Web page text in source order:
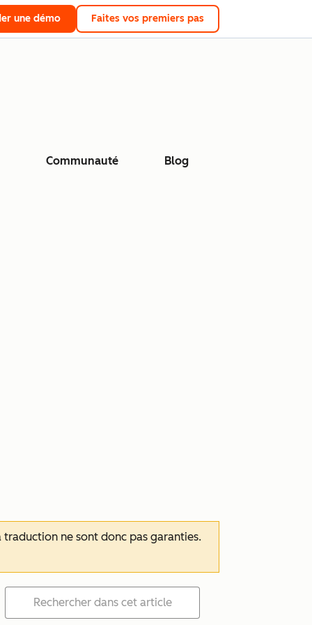
une démo Faites vos premiers pas
Communauté Blog
ne sont donc pas garanties.